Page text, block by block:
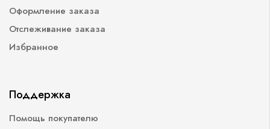
Оформление заказа
Отслеживание заказа
Избранное
Поддержка
Помощь покупателю